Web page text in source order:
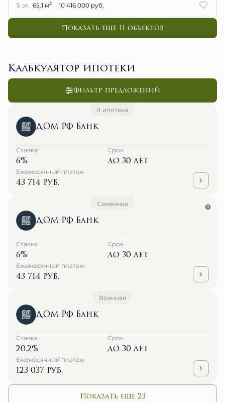
5 эт. 65.1 м2 10 416 000 руб.
Показать еще 11 объектов
Калькулятор ипотеки
Фильтр предложений
it ипотека
ДОМ РФ Банк
Ставка
6%
Срок
до 30 лет
Ежемесячный платеж
43 714 руб.
Семейная
ДОМ РФ Банк
Ставка
6%
Срок
до 30 лет
Ежемесячный платеж
43 714 руб.
Военная
ДОМ РФ Банк
Ставка
20.2%
Срок
до 30 лет
Ежемесячный платеж
123 037 руб.
Показать еще 23